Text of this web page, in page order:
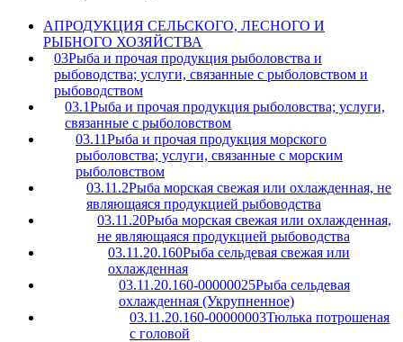
AПРОДУКЦИЯ СЕЛЬСКОГО, ЛЕСНОГО И
РЫБНОГО ХОЗЯЙСТВА
03Рыба и прочая продукция рыболовства и
рыбоводства; услуги, связанные с рыболовством и
рыбоводством
03.1Рыба и прочая продукция рыболовства; услуги,
связанные с рыболовством
03.11Рыба и прочая продукция морского
рыболовства; услуги, связанные с морским
рыболовством
03.11.2Рыба морская свежая или охлажденная, не
являющаяся продукцией рыбоводства
03.11.20Рыба морская свежая или охлажденная,
не являющаяся продукцией рыбоводства
03.11.20.160Рыба сельдевая свежая или
охлажденная
03.11.20.160-00000025Рыба сельдевая
охлажденная (Укрупненное)
03.11.20.160-00000003Тюлька потрошеная
с головой